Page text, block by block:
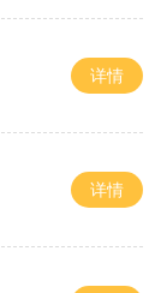
详情
详情